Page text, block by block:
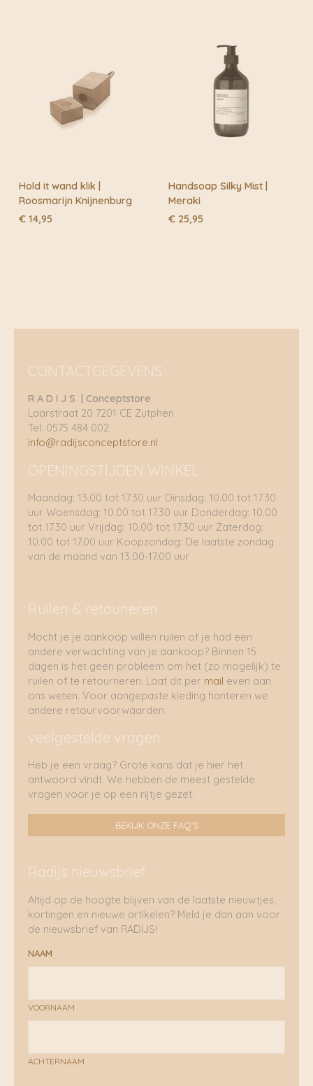
Hold it wand klik |
Roosmarijn Knijnenburg
€ 14,95
Handsoap Silky Mist |
Meraki
€ 25,95
CONTACTGEGEVENS
R A D I J S | Conceptstore
Laarstraat 20 7201 CE Zutphen
Tel: 0575 484 002
info@radijsconceptstore.nl
OPENINGSTIJDEN WINKEL
Maandag: 13.00 tot 17.30 uur Dinsdag: 10.00 tot 17.30
uur Woensdag: 10.00 tot 17.30 uur Donderdag: 10.00
tot 17.30 uur Vrijdag: 10.00 tot 17.30 uur Zaterdag:
10.00 tot 17.00 uur Koopzondag: De laatste zondag
van de maand van 13.00-17.00 uur
Ruilen & retouneren
Mocht je je aankoop willen ruilen of je had een
andere verwachting van je aankoop? Binnen 15
dagen is het geen probleem om het (zo mogelijk) te
ruilen of te retourneren. Laat dit per mail even aan
ons weten. Voor aangepaste kleding hanteren we
andere retourvoorwaarden.
veelgestelde vragen
Heb je een vraag? Grote kans dat je hier het
antwoord vindt. We hebben de meest gestelde
vragen voor je op een rijtje gezet.
BEKIJK ONZE FAQ'S
Radijs nieuwsbrief
Altijd op de hoogte blijven van de laatste nieuwtjes,
kortingen en nieuwe artikelen? Meld je dan aan voor
de nieuwsbrief van RADIJS!
NAAM
VOORNAAM
ACHTERNAAM